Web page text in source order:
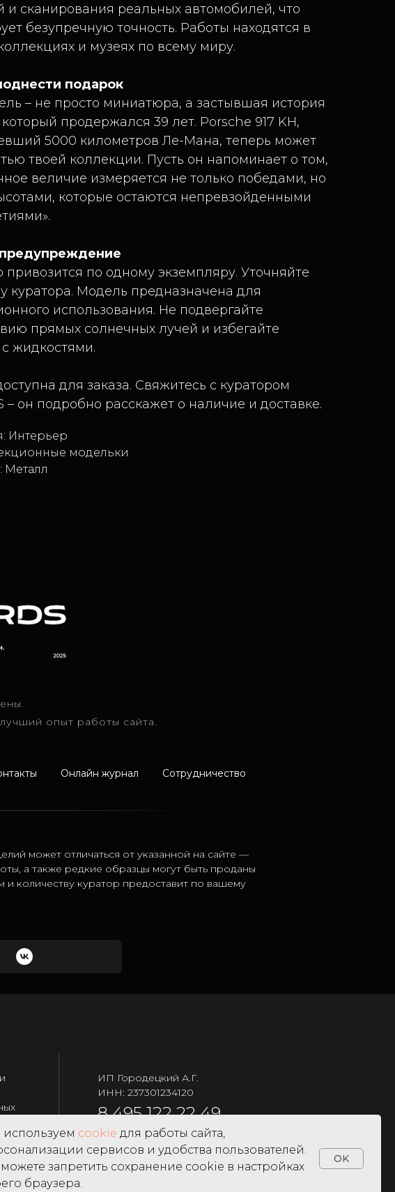
и сканирования реальных автомобилей, что
безупречную точность. Работы находятся в
и музеях по всему миру.
подарок
– не просто миниатюра, а застывшая история
продержался 39 лет. Porsche 917 KH,
5000 километров Ле-Мана, теперь может
твоей коллекции. Пусть он напоминает о том,
величие измеряется не только победами, но
которые остаются непревзойденными
по одному экземпляру. Уточняйте
куратора. Модель предназначена для
использования. Не подвергайте
прямых солнечных лучей и избегайте
с жидкостями.
для заказа. Свяжитесь с куратором
– он подробно расскажет о наличие и доставке.
Интерьер
модельки
Металл
опыт работы сайта.
Онлайн журнал Сотрудничество
может отличаться от указанной на сайте —
а также редкие образцы могут быть проданы
количеству куратор предоставит по вашему
ИП Городецкий А.Г.
ИНН: 237301234120
8 495 122 22 49
cookie для работы сайта,
сервисов и удобства пользователей.
запретить сохранение cookie в настройках
браузера.
OK